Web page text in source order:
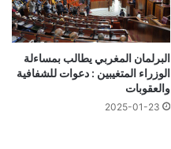
البرلمان المغربي يطالب بمساءلة
الوزراء المتغيبين : دعوات للشفافية
والعقوبات
2025-01-23